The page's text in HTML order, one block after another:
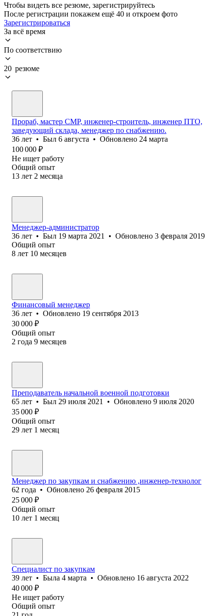
Чтобы видеть все резюме, зарегистрируйтесь
После регистрации покажем ещё 40 и откроем фото
Зарегистрироваться
За всё время
По соответствию
20 резюме
Прораб, мастер СМР, инженер-строитель, инженер ПТО,
заведующий склада, менеджер по снабжению.
36 лет • Был 6 августа • Обновлено 24 марта
100 000 ₽
Не ищет работу
Общий опыт
13 лет 2 месяца
Менеджер-администратор
36 лет • Был 19 марта 2021 • Обновлено 3 февраля 2019
Общий опыт
8 лет 10 месяцев
Финансовый менеджер
36 лет • Обновлено 19 сентября 2013
30 000 ₽
Общий опыт
2 года 9 месяцев
Преподаватель начальной военной подготовки
65 лет • Был 29 июля 2021 • Обновлено 9 июля 2020
35 000 ₽
Общий опыт
29 лет 1 месяц
Менеджер по закупкам и снабжению ,инженер-технолог
62 года • Обновлено 26 февраля 2015
25 000 ₽
Общий опыт
10 лет 1 месяц
Специалист по закупкам
39 лет • Была 4 марта • Обновлено 16 августа 2022
40 000 ₽
Не ищет работу
Общий опыт